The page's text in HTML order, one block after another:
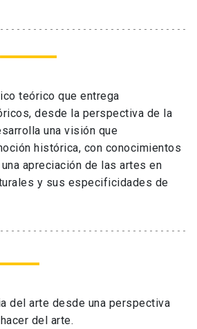
teórico que entrega
desde la perspectiva de la
una visión que
histórica, con conocimientos
apreciación de las artes en
y sus especificidades de
del arte desde una perspectiva
del arte.